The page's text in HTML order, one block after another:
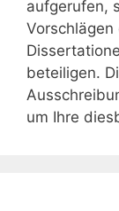
aufgerufen,
beteiligen.
um Ihre